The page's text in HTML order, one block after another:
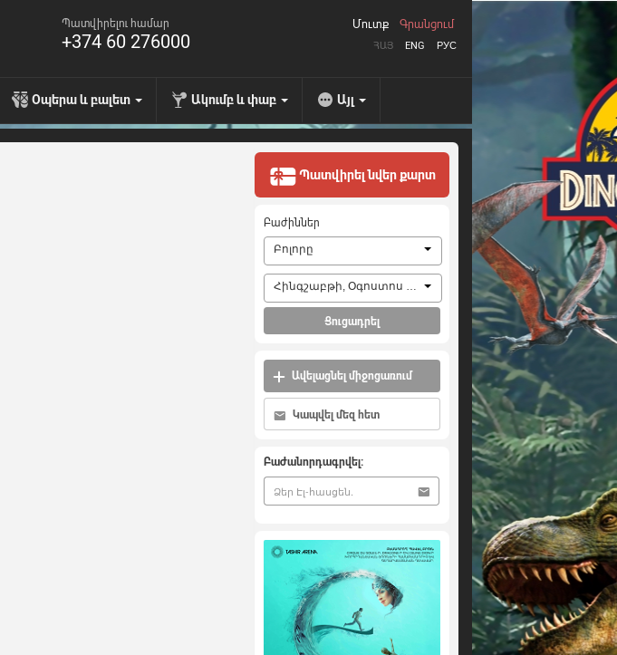
Պատվիրելու համար
+374 60 276000 ՀԱՅ ENG РУС
Մուտք Գրանցում
Օպերա և բալետ Ակումբ և փաբ Այլ
Պատվիրել նվեր քարտ
Բաժիններ
Բոլորը
Հինգշաբթի, Օգոստոս 6, 2026
Ցուցադրել
Ավելացնել միջոցառում
Կապվել մեզ հետ
Բաժանորդագրվել: